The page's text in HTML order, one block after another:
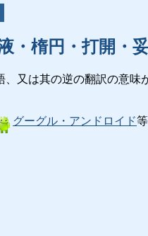
・楕円・打開・
又は其の逆の翻訳の意
グーグル・アンドロイド